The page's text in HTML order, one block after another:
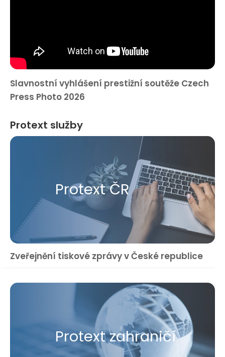
Slavnostní vyhlášení prestižní soutěže Czech
Press Photo 2026
Protext služby
Protext ČR
Zveřejnění tiskové zprávy v České republice
Protext zahraničí